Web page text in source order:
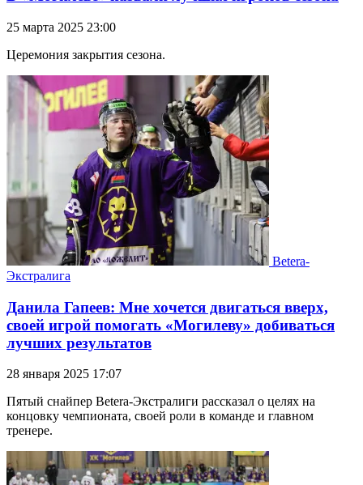
25 марта 2025 23:00
Церемония закрытия сезона.
Betera-
Экстралига
Данила Гапеев: Мне хочется двигаться вверх,
своей игрой помогать «Могилеву» добиваться
лучших результатов
28 января 2025 17:07
Пятый снайпер Betera-Экстралиги рассказал о целях на
концовку чемпионата, своей роли в команде и главном
тренере.